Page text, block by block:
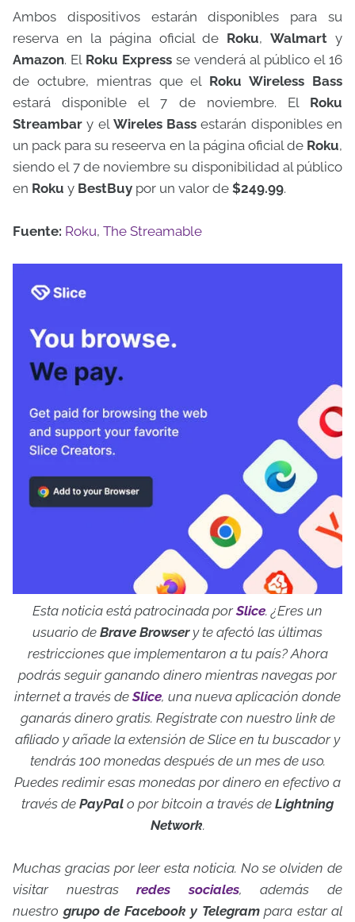
Ambos dispositivos estarán disponibles para su
reserva en la página oficial de Roku,Walmart y
Amazon. El Roku Express se venderá al público el 16
de octubre, mientras que el Roku Wireless Bass
estará disponible el 7 de noviembre. El Roku
Streambar y el Wireles Bassestarán disponibles en
un pack para su reseerva en la página oficial de Roku,
siendo el 7 de noviembre su disponibilidad al público
en Roku y BestBuy por un valor de $249.99.
Fuente: Roku, The Streamable
Esta noticia está patrocinada porSlice.¿Eres un
usuario de Brave Browsery te afectó las últimas
restricciones que implementaron a tu país? Ahora
podrás seguir ganando dinero mientras navegas por
internet a través deSlice, una nueva aplicación donde
ganarás dinero gratis. Regístrate con nuestro link de
afiliado y añade la extensión de Slice en tu buscador y
tendrás 100 monedas después de un mes de uso.
Puedes redimir esas monedas por dinero en efectivo a
través de PayPal o por bitcoin a través de Lightning
Network.
Muchas gracias por leer esta noticia. No se olviden de
visitar nuestrasredes sociales, además de
nuestro grupo de Facebook y Telegrampara estar al